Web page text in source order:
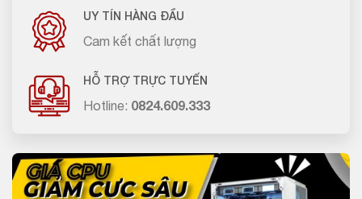
UY TÍN HÀNG ĐẦU
Cam kết chất lượng
HỖ TRỢ TRỰC TUYẾN
Hotline: 0824.609.333